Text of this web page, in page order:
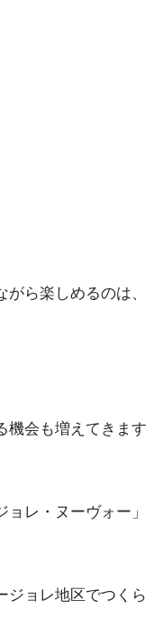
ら楽しめるのは、
機会も増えてきます
レ・ヌーヴォー」
ジョレ地区でつくら